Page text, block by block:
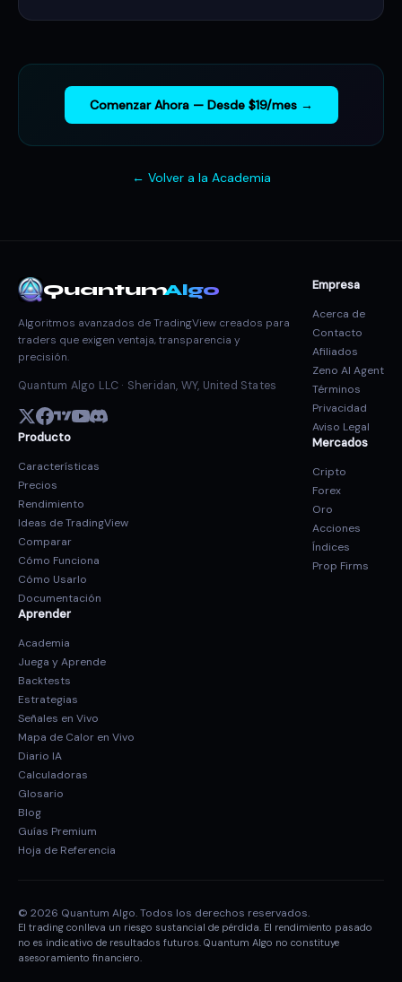
Comenzar Ahora — Desde $19/mes →
← Volver a la Academia
QuantumAlgo
Algoritmos avanzados de TradingView creados para
traders que exigen ventaja, transparencia y
precisión.
Quantum Algo LLC · Sheridan, WY, United States
Producto
Características
Precios
Rendimiento
Ideas de TradingView
Comparar
Cómo Funciona
Cómo Usarlo
Documentación
Aprender
Academia
Juega y Aprende
Backtests
Estrategias
Señales en Vivo
Mapa de Calor en Vivo
Diario IA
Calculadoras
Glosario
Blog
Guías Premium
Hoja de Referencia
Empresa
Acerca de
Contacto
Afiliados
Zeno AI Agent
Términos
Privacidad
Aviso Legal
Mercados
Cripto
Forex
Oro
Acciones
Índices
Prop Firms
© 2026 Quantum Algo. Todos los derechos reservados.
El trading conlleva un riesgo sustancial de pérdida. El rendimiento pasado
no es indicativo de resultados futuros. Quantum Algo no constituye
asesoramiento financiero.